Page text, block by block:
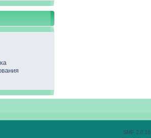
SMF 2.0.18